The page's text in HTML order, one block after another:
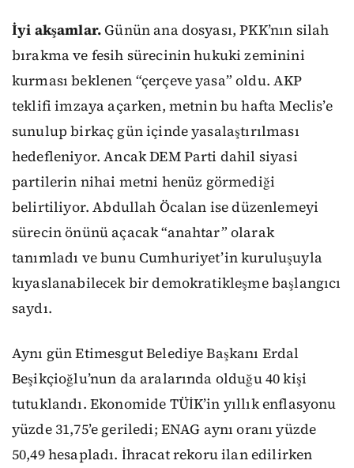
İyi akşamlar.Günün ana dosyası, PKK’nın silah
bırakma ve fesih sürecinin hukuki zeminini
kurması beklenen “çerçeve yasa” oldu. AKP
teklifi imzaya açarken, metnin bu hafta Meclis’e
sunulup birkaç gün içinde yasalaştırılması
hedefleniyor. Ancak DEM Parti dahil siyasi
partilerin nihai metni henüz görmediği
belirtiliyor. Abdullah Öcalan ise düzenlemeyi
sürecin önünü açacak “anahtar” olarak
tanımladı ve bunu Cumhuriyet’in kuruluşuyla
kıyaslanabilecek bir demokratikleşme başlangıcı
saydı.
Aynı gün Etimesgut Belediye Başkanı Erdal
Beşikçioğlu’nun da aralarında olduğu 40 kişi
tutuklandı. Ekonomide TÜİK’in yıllık enflasyonu
yüzde 31,75’e geriledi; ENAG aynı oranı yüzde
50,49 hesapladı. İhracat rekoru ilan edilirken